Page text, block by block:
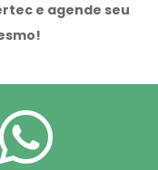
e agende seu
